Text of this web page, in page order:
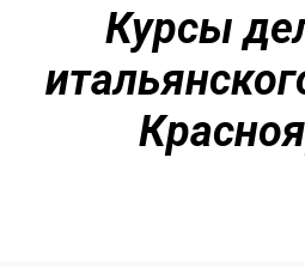
Курсы